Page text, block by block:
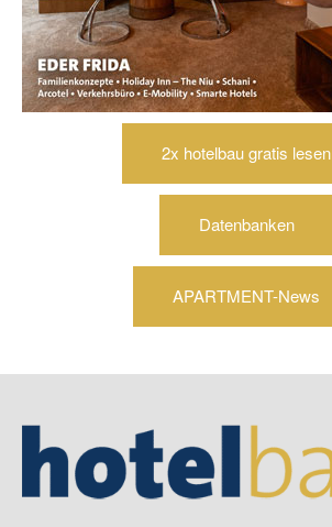
2x hotelbau gratis lesen
Datenbanken
APARTMENT-News